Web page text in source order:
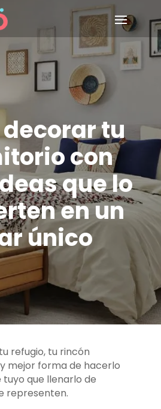
tu
con
que lo
en un
único
refugio, tu rincón
mejor forma de hacerlo
que llenarlo de
representen.